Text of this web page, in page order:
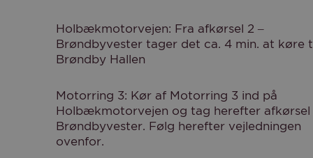
Holbækmotorvejen: Fra afkørsel 2 –
Brøndbyvester tager det ca. 4 min. at køre
Brøndby Hallen
Motorring 3: Kør af Motorring 3 ind på
Holbækmotorvejen og tag herefter afkørsel
Brøndbyvester. Følg herefter vejledningen
ovenfor.